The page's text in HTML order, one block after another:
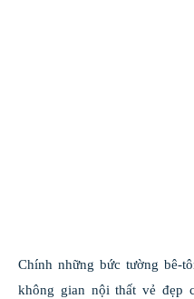
Chính những bức tường bê-
không gian nội thất vẻ đẹp